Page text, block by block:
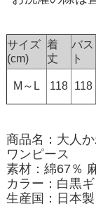
サイズ
(cm)
着
丈
バス
ト
M～L 118 118
商品名：大人
ワンピース
素材：綿67％
カラー：白黒
生産国：日本